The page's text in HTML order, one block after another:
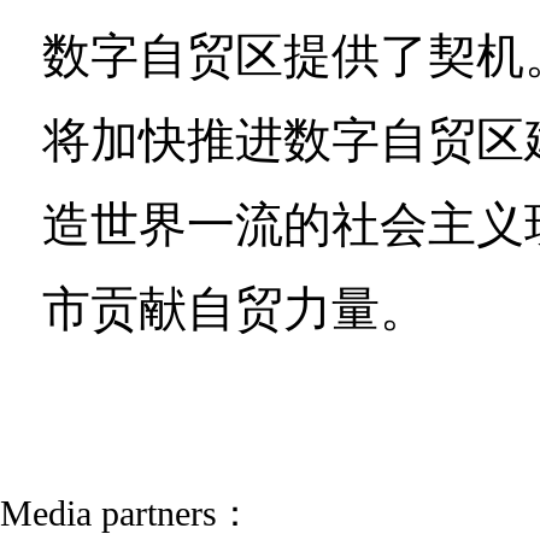
数字自贸区提供了契
将加快推进数字自贸
造世界一流的社会主
市贡献自贸力量。
Media partners：